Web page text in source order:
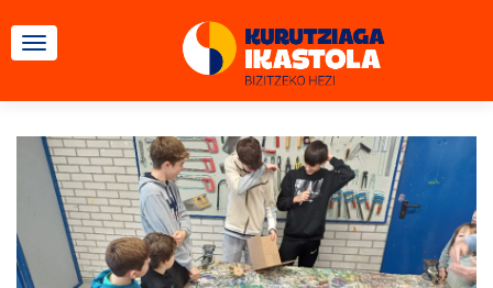
CAMBIAR NAVEGACIÓN